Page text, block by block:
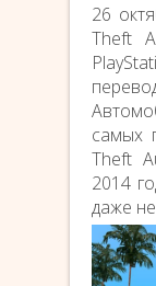
26
Theft
самых
Theft
2014
даже